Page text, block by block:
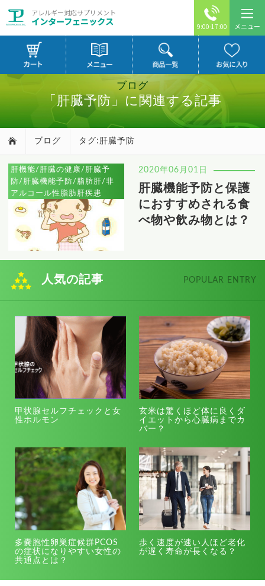
アレルギー対応サプリメント
インターフェニックス 9:00-17:00 メニュー
ブログ
「肝臓予防」に関連する記事
ブログ タグ:肝臓予防
肝機能/肝臓の健康/肝臓予
防/肝臓機能予防/脂肪肝/非
アルコール性脂肪肝疾患
2020年06月01日
肝臓機能予防と保護
におすすめされる食
べ物や飲み物とは？
人気の記事 POPULAR ENTRY
甲状腺セルフチェックと女
性ホルモン
玄米は驚くほど体に良くダ
イエットから心臓病までカ
バー？
多嚢胞性卵巣症候群PCOS
の症状になりやすい女性の
共通点とは？
歩く速度が速い人ほど老化
が遅く寿命が長くなる？